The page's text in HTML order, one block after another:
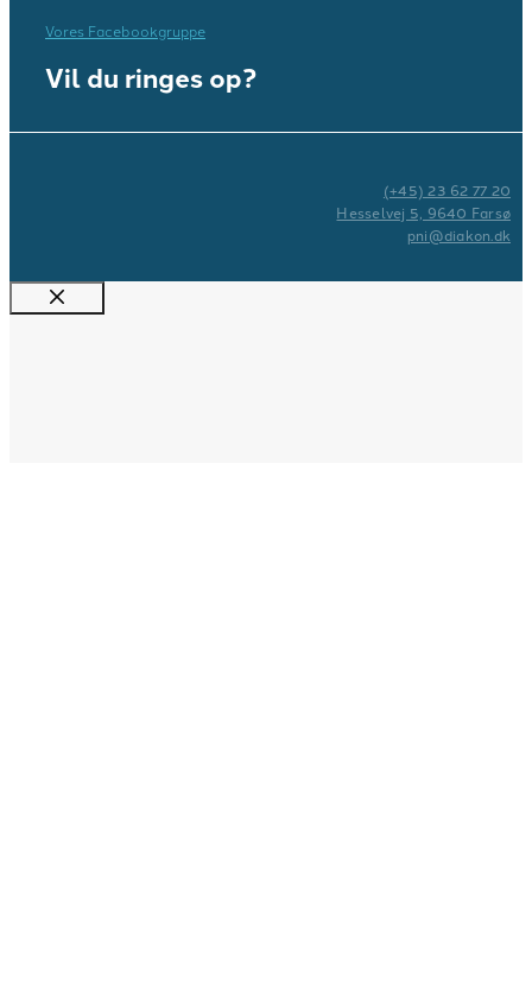
Vores Facebookgruppe
Vil du ringes op?
(+45) 23 62 77 20
Hesselvej 5, 9640 Farsø
pni@diakon.dk
Luk